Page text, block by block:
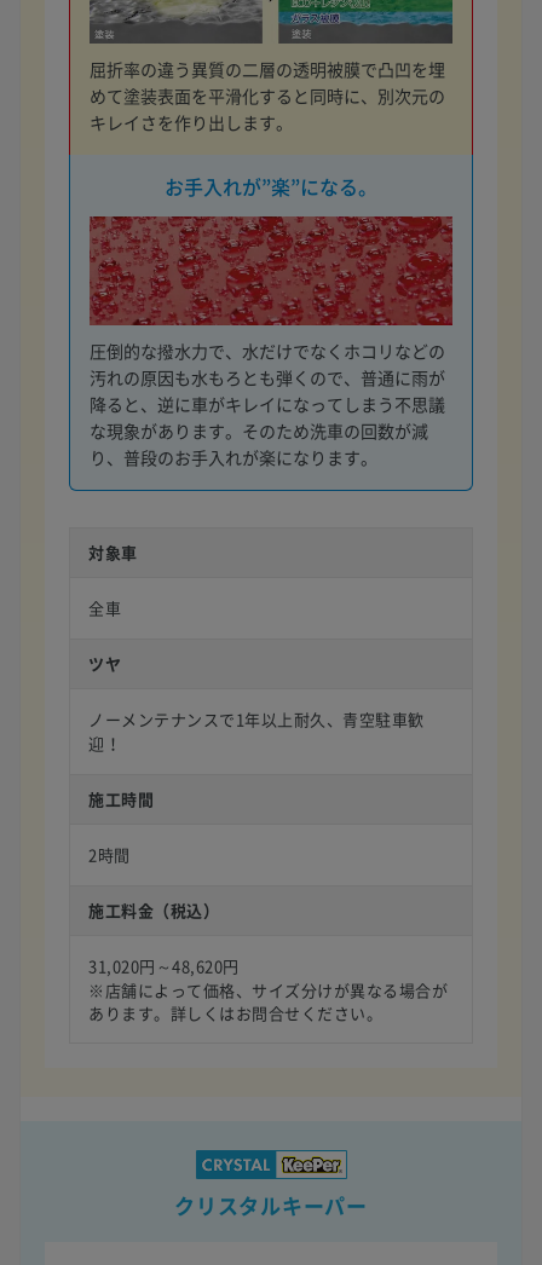
屈折率の違う異質の二層の透明被膜で凸凹を埋
めて塗装表面を平滑化すると同時に、別次元の
キレイさを作り出します。
お手入れが”楽”になる。
圧倒的な撥水力で、水だけでなくホコリなどの
汚れの原因も水もろとも弾くので、普通に雨が
降ると、逆に車がキレイになってしまう不思議
な現象があります。そのため洗車の回数が減
り、普段のお手入れが楽になります。
対象車
全車
ツヤ
ノーメンテナンスで1年以上耐久、青空駐車歓
迎！
施工時間
2時間
施工料金（税込）
31,020円～48,620円
※店舗によって価格、サイズ分けが異なる場合が
あります。詳しくはお問合せください。
クリスタルキーパー